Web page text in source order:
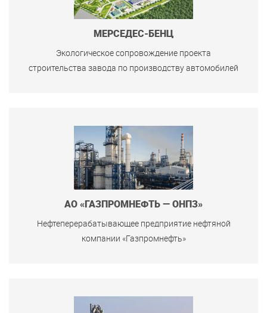
МЕРСЕДЕС-БЕНЦ
Экологическое сопровождение проекта
строительства завода по производству автомобилей
АО «ГАЗПРОМНЕФТЬ — ОНПЗ»
Нефтеперерабатывающее предприятие нефтяной
компании «Газпромнефть»